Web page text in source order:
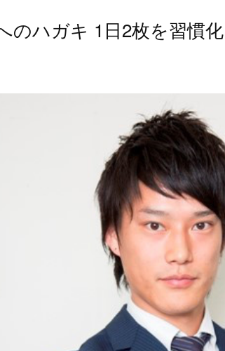
のハガキ 1日2枚を習慣化